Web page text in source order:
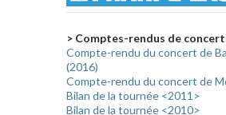
> Comptes-rendus de
Compte-rendu du concert de
(2016)
Compte-rendu du concert de
Bilan de la tournée <2011>
Bilan de la tournée <2010>